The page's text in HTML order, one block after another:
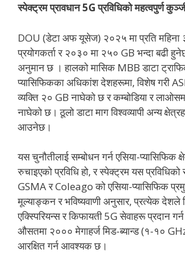
स्पेक्ट्रम प्रावधान 5G प्रविधिको महत्वपुर्ण
DOU (डेटा अफ यूसेज) २०२५ मा प्रति महिना
प्रयोगकर्ता र २०३० मा २५० GB भन्दा बढी
अनुमान छ । हालको मासिक MBB डाटा
प्यासिफिकका अधिकांश देशहरूमा, विशेष गरी
व्यक्ति २० GB नाघेको छ र कम्बोडिया र
नाघेको छ। ठूलो डाटा माग विश्वव्यापी अन्य
आउनेछ।
यस चुनौतीलाई सम्बोधन गर्न एसिया-प्यासिफिक
रुचाइएको प्रविधि हो, र स्पेक्ट्रम यस प्रविधिको
GSMA र Coleago को एसिया-प्यासिफिक
मूल्याङ्कन र भविष्यवाणी अनुसार, प्रत्येक देशले
एक्स्पिरियन्स र किफायती 5G सेवाहरू प्रदान
औसतमा २००० मेगाहर्ज मिड-ब्यान्ड (१-१०
आरक्षित गर्न आवश्यक छ।